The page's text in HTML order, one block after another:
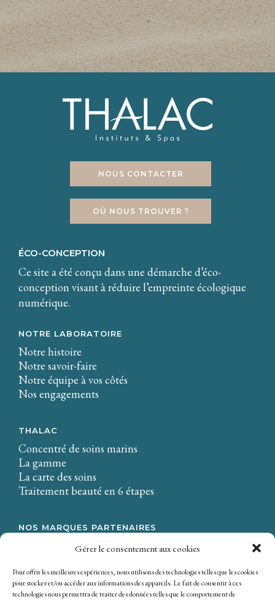
Gérer le consentement aux cookies
Pour offrir les meilleures expériences, nous utilisons des technologies telles que les cookies
pour stocker et/ou accéder aux informations des appareils. Le fait de consentir à ces
technologies nous permettra de traiter des données telles que le comportement de
NOUS CONTACTER
OÙ NOUS TROUVER ?
ÉCO-CONCEPTION
Ce site a été conçu dans une démarche d’éco-
conception visant à réduire l’empreinte écologique
numérique.
NOTRE LABORATOIRE
Notre histoire
Notre savoir-faire
Notre équipe à vos côtés
Nos engagements
THALAC
Concentré de soins marins
La gamme
La carte des soins
Traitement beauté en 6 étapes
NOS MARQUES PARTENAIRES
Mondial Beauté